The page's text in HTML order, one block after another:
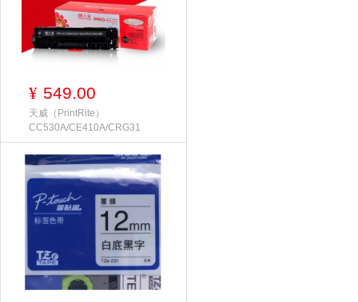
¥ 549.00
天威（PrintRite）
CC530A/CE410A/CRG31